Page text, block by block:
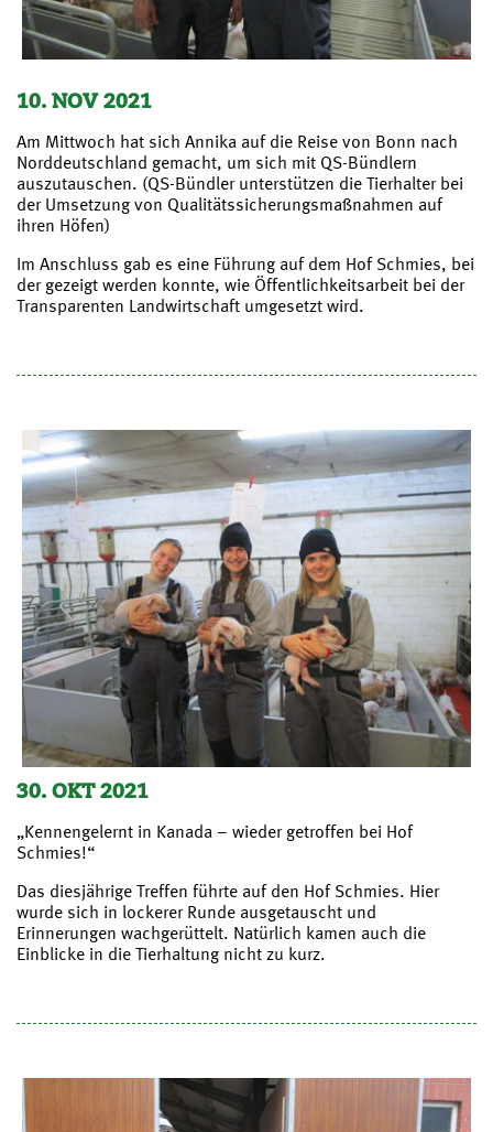
10. NOV 2021
Am Mittwoch hat sich Annika auf die Reise von Bonn nach
Norddeutschland gemacht, um sich mit QS-Bündlern
auszutauschen. (QS-Bündler unterstützen die Tierhalter bei
der Umsetzung von Qualitätssicherungsmaßnahmen auf
ihren Höfen)
Im Anschluss gab es eine Führung auf dem Hof Schmies, bei
der gezeigt werden konnte, wie Öffentlichkeitsarbeit bei der
Transparenten Landwirtschaft umgesetzt wird.
30. OKT 2021
„Kennengelernt in Kanada – wieder getroffen bei Hof
Schmies!“
Das diesjährige Treffen führte auf den Hof Schmies. Hier
wurde sich in lockerer Runde ausgetauscht und
Erinnerungen wachgerüttelt. Natürlich kamen auch die
Einblicke in die Tierhaltung nicht zu kurz.